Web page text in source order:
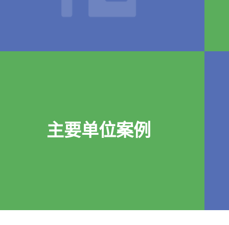
主要单位案例